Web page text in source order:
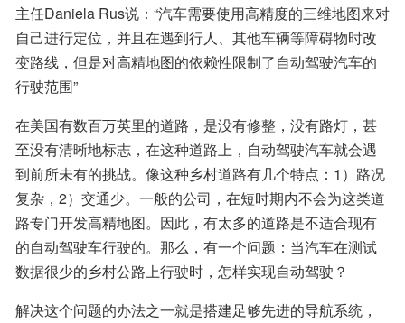
主任Daniela Rus说：“汽车需要使用高精度的三维地图来对
自己进行定位，并且在遇到行人、其他车辆等障碍物时改
变路线，但是对高精地图的依赖性限制了自动驾驶汽车的
行驶范围”
在美国有数百万英里的道路，是没有修整，没有路灯，甚
至没有清晰地标志，在这种道路上，自动驾驶汽车就会遇
到前所未有的挑战。像这种乡村道路有几个特点：1）路况
复杂，2）交通少。一般的公司，在短时期内不会为这类道
路专门开发高精地图。因此，有太多的道路是不适合现有
的自动驾驶车行驶的。那么，有一个问题：当汽车在测试
数据很少的乡村公路上行驶时，怎样实现自动驾驶？
解决这个问题的办法之一就是搭建足够先进的导航系统，